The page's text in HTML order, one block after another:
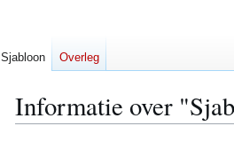
Informatie over
Sjabloon Overleg